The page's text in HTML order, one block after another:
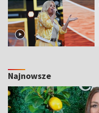
Najnowsze